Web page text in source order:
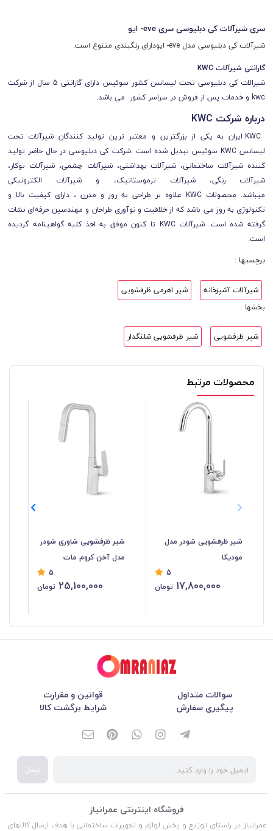
سری شیرآلات کی دبلیوسی سری eve- ایو
شیرآلات کی دبلیوسی مدل eve- ایودارای رنگبندی متنوع است.
گارانتی شیرآلات KWC
شیرالات کی دبلیوسی تحت لیسانس کشور سوئیس دارای گارانتی 5 سال از شرکت
kwc و خدمات پس از فروش در سراسر کشور می باشد.
درباره شرکت KWC
KWC ایران به یکی از بزرگترین و معتبر ترین تولید کنندگان شیرآلات تحت
لیسانس KWC سوئیس تبدیل شده است .شرکت کی دبلیوسی در حال حاضر تولید
کننده شیرآلات ساختمانی، شیرآلات بهداشتی، شیرآلات چشمی، شیرآلات توکار،
شیرآلات رنگی، شیرآلات ترموستاتیک، و شیرآلات الکترونیکی
میباشد. محصولات KWC علاوه بر طراحی به روز و مدرن ، دارای کیفیت بالا و
تکنولوژی به روز می باشد که از خلاقیت و نوآوری طراحان و مهندسین حرفه‌ای نشات
گرفته شده است. شیرآلات KWC
تا کنون موفق به اخذ کلیه گواهینامه گردیده
است.
برچسبها :
شیرآلات آشپزخانه
شیر اهرمی ظرفشویی
بخشها :
شیر ظرفشویی شیر ظرفشویی شلنگدار
محصولات مرتبط
شیر ظرفشویی شودر مدل
مودیکا
5
17,800,000 تومان
شیر ظرفشویی شاوری شودر
مدل آخن کروم مات
5
25,100,000 تومان
سوالات متداول
قوانین و مقرارت
پیگیری سفارش
شرایط برگشت کالا
ارسال
فروشگاه اینترنتی عمرانیاز
عمرانیاز در راستای توزیع و پخش لوازم و تجهیزات ساختمانی با هدف ارسال کالاهای